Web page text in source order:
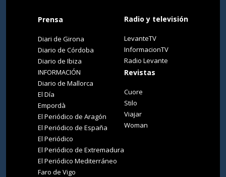
Prensa
Diari de Girona
Diario de Córdoba
Diario de Ibiza
INFORMACIÓN
Diario de Mallorca
El Día
Empordà
El Periódico de Aragón
El Periódico de España
El Periódico
El Periódico de Extremadura
El Periódico Mediterráneo
Faro de Vigo
Radio y televisión
LevanteTV
InformacionTV
Radio Levante
Revistas
Cuore
Stilo
Viajar
Woman